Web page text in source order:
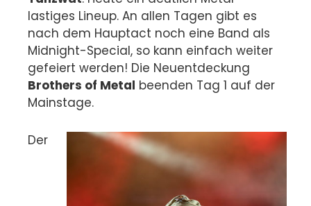
lastiges Lineup. An allen Tagen gibt es
nach dem Hauptact noch eine Band als
Midnight-Special, so kann einfach weiter
gefeiert werden! Die Neuentdeckung
Brothers of Metal beenden Tag 1 auf der
Mainstage.
Der